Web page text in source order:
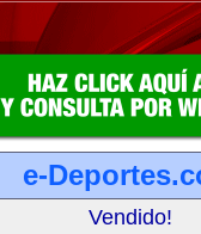
e-
Vendido!